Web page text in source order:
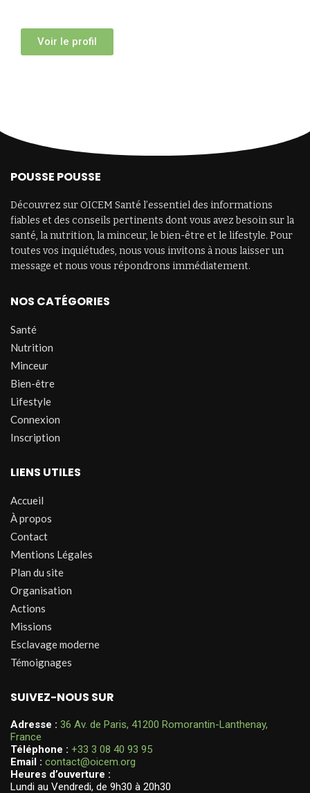
Voir le profil
POUSSE POUSSE
Découvrez sur OICEM Santé l’essentiel des informations
fiables et des conseils pertinents dont vous avez besoin sur la
santé, la nutrition, la minceur, le bien-être et le lifestyle. Pour
toutes vos inquiétudes, nous vous invitons à nous laisser un
message et nous vous répondrons immédiatement.
NOS CATÉGORIES
Santé
Nutrition
Minceur
Bien-être
Lifestyle
Connexion
Inscription
LIENS UTILES
Accueil
À propos
Contact
Mentions Légales
Plan du site
Organisation
Actions
Missions
Esclavage moderne
Témoignages
SUIVEZ-NOUS SUR
Adresse : 36 Av. de Paris, 41200 Romorantin-Lanthenay,
France
Téléphone : +33 3 08 40 93 95
Email : contact@oicem.org
Heures d’ouverture :
Lundi au Vendredi, de 9h30 à 20h30